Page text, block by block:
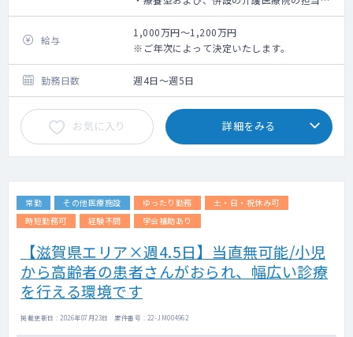
お願いいたします。
・療養病棟199床、介護医療院が100床です。
・看取りも発生いたします。
給与
1,000万円～1,200万円
※ご年次によって決定いたします。
勤務日数 週4日～週5日
お気に入り 詳細をみる
常勤 その他医療施設 ゆったり勤務
土・日・祝休み可
時短勤務可
経験不問 学会補助あり
【滋賀県エリア×週4.5日】当直無可能/小児
から高齢者の患者さんがおられ、幅広い診療
を行える環境です
掲載更新日 : 2026年07月23日 案件番号 : 22-JM004962